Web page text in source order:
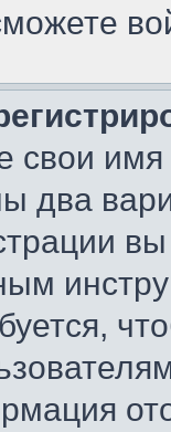
свои
два